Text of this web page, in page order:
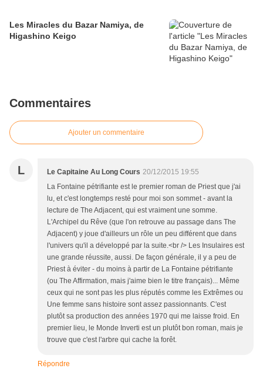
Les Miracles du Bazar Namiya, de
Higashino Keigo
Commentaires
Ajouter un commentaire
L Le Capitaine Au Long Cours 20/12/2015 19:55
La Fontaine pétrifiante est le premier roman de Priest que j'ai
lu, et c'est longtemps resté pour moi son sommet - avant la
lecture de The Adjacent, qui est vraiment une somme.
L'Archipel du Rêve (que l'on retrouve au passage dans The
Adjacent) y joue d'ailleurs un rôle un peu différent que dans
l'univers qu'il a développé par la suite.<br /> Les Insulaires est
une grande réussite, aussi. De façon générale, il y a peu de
Priest à éviter - du moins à partir de La Fontaine pétrifiante
(ou The Affirmation, mais j'aime bien le titre français)... Même
ceux qui ne sont pas les plus réputés comme les Extrêmes ou
Une femme sans histoire sont assez passionnants. C'est
plutôt sa production des années 1970 qui me laisse froid. En
premier lieu, le Monde Inverti est un plutôt bon roman, mais je
trouve que c'est l'arbre qui cache la forêt.
Répondre